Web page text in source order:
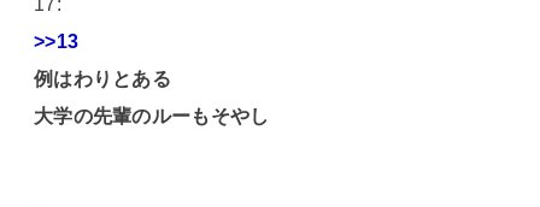
>>13
例はわりとある
大学の先輩のルーもそやし